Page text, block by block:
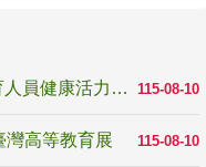
115-08-10
教育盃球類錦標賽圓滿落幕 展現教育人員健康活力與團隊精神
115-08-10
灣高等教育展